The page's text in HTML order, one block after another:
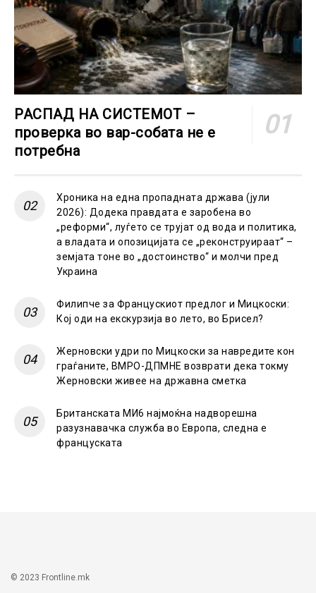
РАСПАД НА СИСТЕМОТ –
проверка во вар-собата не е
потребна
Хроника на една пропадната држава (јули
2026): Додека правдата е заробена во
„реформи“, луѓето се трујат од вода и политика,
а владата и опозицијата се „реконструираат“ –
земјата тоне во „достоинство“ и молчи пред
Украина
Филипче за Францускиот предлог и Мицкоски:
Кој оди на екскурзија во лето, во Брисел?
Жерновски удри по Мицкоски за навредите кон
граѓаните, ВМРО-ДПМНЕ возврати дека токму
Жерновски живее на државна сметка
Британската МИ6 најмоќна надворешна
разузнавачка служба во Европа, следна е
француската
© 2023 Frontline.mk